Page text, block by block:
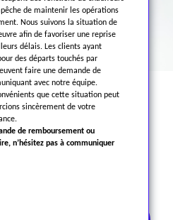
de maintenir les opérations
Nous suivons la situation de
afin de favoriser une reprise
délais. Les clients ayant
des départs touchés par
faire une demande de
avec notre équipe.
que cette situation peut
sincèrement de votre
de remboursement ou
n’hésitez pas à communiquer